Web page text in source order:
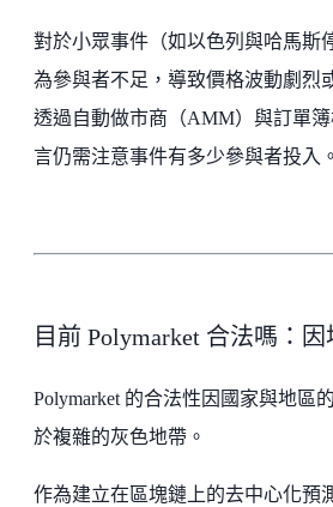
對於小眾事件（如以色列與哈馬斯
為參與者不足，導致價格波動劇烈
透過自動做市商（AMM）與訂單
言仍需注意事件有多少參與者投入。
目前 Polymarket 合法嗎：
Polymarket 的合法性因國家與地區
於複雜的灰色地帶。
作為建立在區塊鏈上的去中心化預